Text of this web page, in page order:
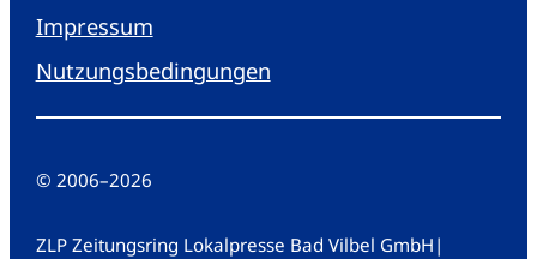
Impressum
Nutzungsbedingungen
© 2006–2026
ZLP Zeitungsring Lokalpresse Bad Vilbel GmbH |